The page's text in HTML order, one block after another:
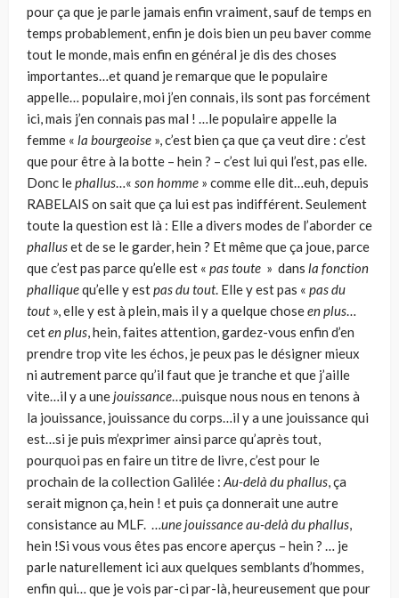
pour ça que je parle jamais enfin vraiment, sauf de temps en
temps probablement, enfin je dois bien un peu baver comme
tout le monde, mais enfin en général je dis des choses
importantes…et quand je remarque que le populaire
appelle… populaire, moi j’en connais, ils sont pas forcément
ici, mais j’en connais pas mal ! …le populaire appelle la
femme « la bourgeoise », c’est bien ça que ça veut dire : c’est
que pour être à la botte – hein ? – c’est lui qui l’est, pas elle.
Donc lephallus…« son homme » comme elle dit…euh, depuis
RABELAIS on sait que ça lui est pas indifférent. Seulement
toute la question est là : Elle a divers modes de l’aborder ce
phalluset de se le garder, hein ? Et même que ça joue, parce
que c’est pas parce qu’elle est « pas toute » dans la fonction
phalliquequ’elle y estpas du tout. Elle y est pas « pas du
tout», elle y est à plein, mais il y a quelque choseen plus…
ceten plus, hein, faites attention, gardez-vous enfin d’en
prendre trop vite les échos, je peux pas le désigner mieux
ni autrement parce qu’il faut que je tranche et que j’aille
vite…il y a unejouissance…puisque nous nous en tenons à
la jouissance, jouissance du corps…il y a une jouissance qui
est…si je puis m’exprimer ainsi parce qu’après tout,
pourquoi pas en faire un titre de livre, c’est pour le
prochain de la collection Galilée : Au-delà du phallus, ça
serait mignon ça, hein ! et puis ça donnerait une autre
consistance au MLF. …une jouissance au-delà du phallus,
hein !Si vous vous êtes pas encore aperçus – hein ? … je
parle naturellement ici aux quelques semblants d’hommes,
enfin qui… que je vois par-ci par-là, heureusement que pour